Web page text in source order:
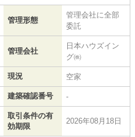
管理形態
管理会社に全部
委託
管理会社
日本ハウズイン
グ㈱
現況 空家
建築確認番号 -
取引条件の有
効期限
2026年08月18日